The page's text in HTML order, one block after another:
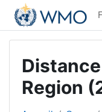
Passer au contenu
Region